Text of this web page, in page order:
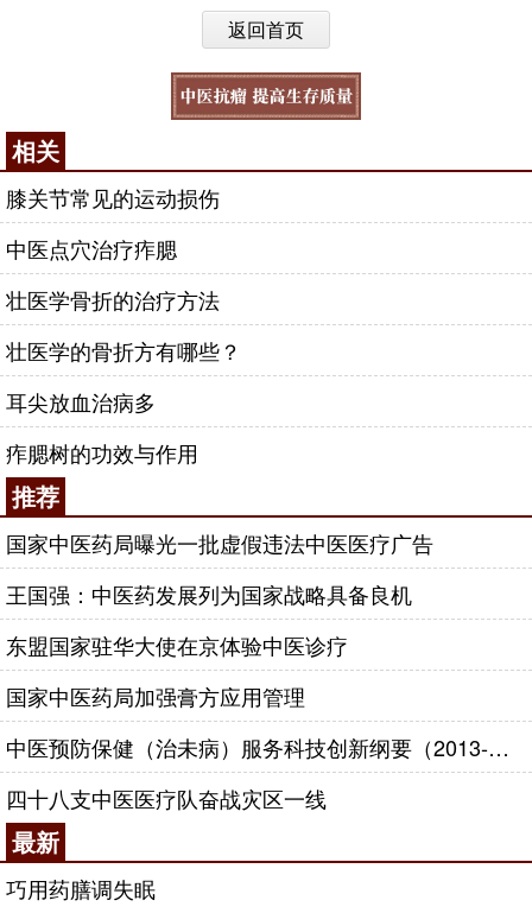
返回首页
相关
膝关节常见的运动损伤
中医点穴治疗痄腮
壮医学骨折的治疗方法
壮医学的骨折方有哪些？
耳尖放血治病多
痄腮树的功效与作用
推荐
国家中医药局曝光一批虚假违法中医医疗广告
王国强：中医药发展列为国家战略具备良机
东盟国家驻华大使在京体验中医诊疗
国家中医药局加强膏方应用管理
中医预防保健（治未病）服务科技创新纲要（2013-2020年）
四十八支中医医疗队奋战灾区一线
最新
巧用药膳调失眠